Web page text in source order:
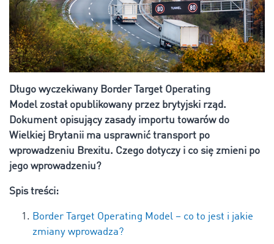
Długo wyczekiwany Border Target Operating
Model został opublikowany przez brytyjski rząd.
Dokument opisujący zasady importu towarów do
Wielkiej Brytanii ma usprawnić transport po
wprowadzeniu Brexitu. Czego dotyczy i co się zmieni po
jego wprowadzeniu?
Spis treści:
Border Target Operating Model – co to jest i jakie
zmiany wprowadza?